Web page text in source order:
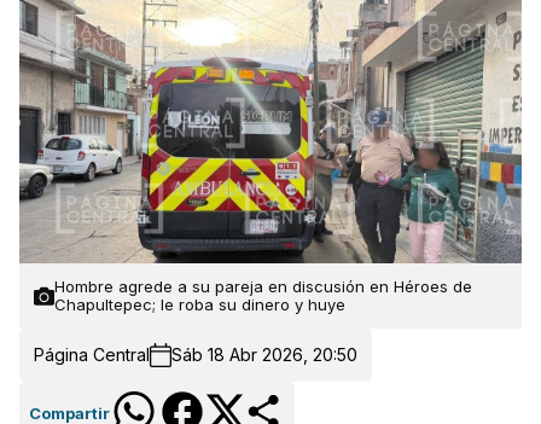
Hombre agrede a su pareja en discusión en Héroes de
Chapultepec; le roba su dinero y huye
Página Central Sáb 18 Abr 2026, 20:50
Compartir